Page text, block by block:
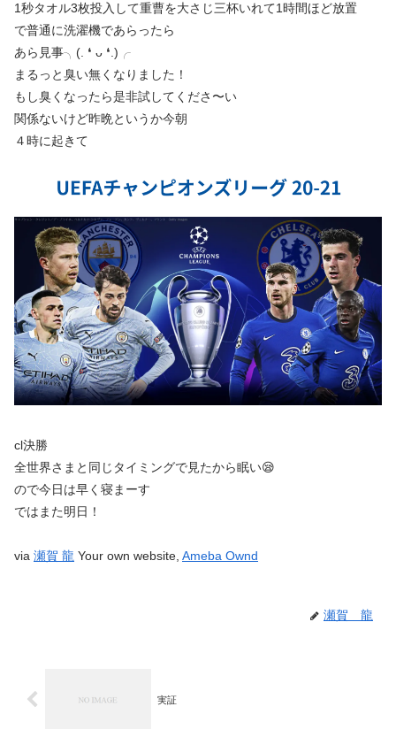
1秒タオル3枚投入して重曹を大さじ三杯いれて1時間ほど放置
で普通に洗濯機であらったら
あら見事╮(. ❛ ᴗ ❛.)╭
まるっと臭い無くなりました！
もし臭くなったら是非試してくださ〜い
関係ないけど昨晩というか今朝
４時に起きて
cl決勝
全世界さまと同じタイミングで見たから眠い😪
ので今日は早く寝まーす
ではまた明日！
via 瀬賀 龍 Your own website, Ameba Ownd
瀬賀 龍
実証